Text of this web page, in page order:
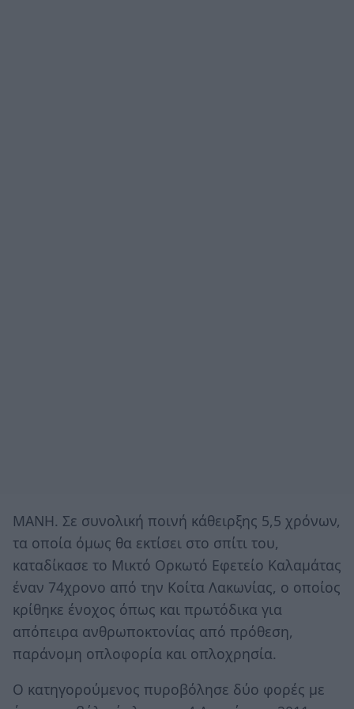
ΜΑΝΗ. Σε συνολική ποινή κάθειρξης 5,5 χρόνων,
τα οποία όμως θα εκτίσει στο σπίτι του,
καταδίκασε το Μικτό Ορκωτό Εφετείο Καλαμάτας
έναν 74χρονο από την Κοίτα Λακωνίας, ο οποίος
κρίθηκε ένοχος όπως και πρωτόδικα για
απόπειρα ανθρωποκτονίας από πρόθεση,
παράνομη οπλοφορία και οπλοχρησία.
Ο κατηγορούμενος πυροβόλησε δύο φορές με